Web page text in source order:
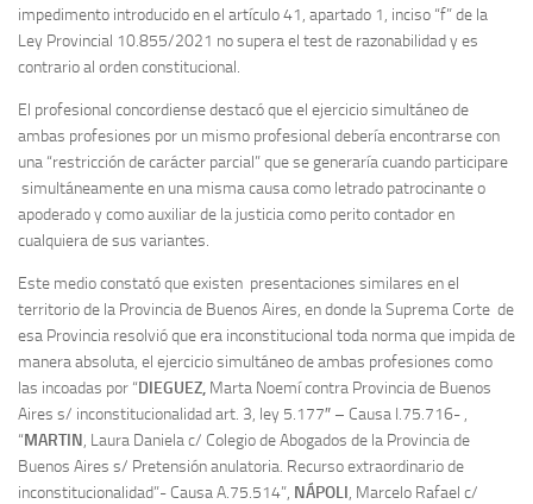
impedimento introducido en el artículo 41, apartado 1, inciso “f” de la
Ley Provincial 10.855/2021 no supera el test de razonabilidad y es
contrario al orden constitucional.
El profesional concordiense destacó que el ejercicio simultáneo de
ambas profesiones por un mismo profesional debería encontrarse con
una “restricción de carácter parcial” que se generaría cuando participare
simultáneamente en una misma causa como letrado patrocinante o
apoderado y como auxiliar de la justicia como perito contador en
cualquiera de sus variantes.
Este medio constató que existen presentaciones similares en el
territorio de la Provincia de Buenos Aires, en donde la Suprema Corte de
esa Provincia resolvió que era inconstitucional toda norma que impida de
manera absoluta, el ejercicio simultáneo de ambas profesiones como
las incoadas por “DIEGUEZ, Marta Noemí contra Provincia de Buenos
Aires s/ inconstitucionalidad art. 3, ley 5.177″ – Causa I.75.716- ,
“MARTIN, Laura Daniela c/ Colegio de Abogados de la Provincia de
Buenos Aires s/ Pretensión anulatoria. Recurso extraordinario de
inconstitucionalidad”- Causa A.75.514”, NÁPOLI, Marcelo Rafael c/